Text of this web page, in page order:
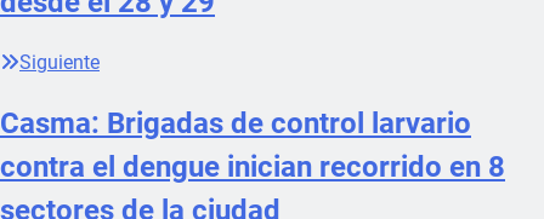
Siguiente
Casma: Brigadas de control larvario
contra el dengue inician recorrido en 8
sectores de la ciudad